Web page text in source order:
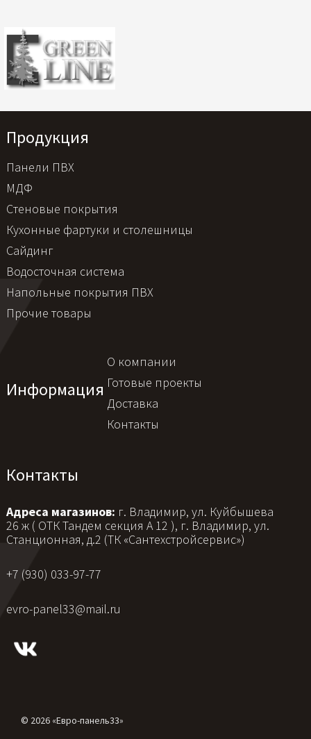
Продукция
Панели ПВХ
МДФ
Стеновые покрытия
Кухонные фартуки и столешницы
Сайдинг
Водосточная система
Напольные покрытия ПВХ
Прочие товары
Информация
О компании
Готовые проекты
Доставка
Контакты
Контакты
Адреса магазинов: г. Владимир, ул. Куйбышева
26 ж ( ОТК Тандем секция А 12 ), г. Владимир, ул.
Станционная, д.2 (ТК «Сантехстройсервис»)
+7 (930) 033-97-77
evro-panel33@mail.ru
© 2026 «Евро-панель33»